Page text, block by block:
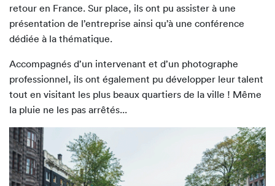
retour en France. Sur place, ils ont pu assister à une
présentation de l’entreprise ainsi qu’à une conférence
dédiée à la thématique.
Accompagnés d’un intervenant et d’un photographe
professionnel, ils ont également pu développer leur talent
tout en visitant les plus beaux quartiers de la ville ! Même
la pluie ne les pas arrêtés...